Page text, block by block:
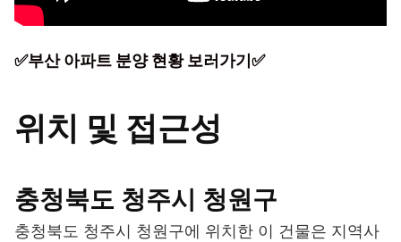
✅부산 아파트 분양 현황 보러가기✅
위치 및 접근성
충청북도 청주시 청원구
충청북도 청주시 청원구에 위치한 이 건물은 지역사